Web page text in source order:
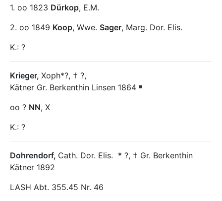
1. oo 1823 Dürkop, E.M.
2. oo 1849 Koop, Wwe. Sager, Marg. Dor. Elis.
K.: ?
Krieger, Xoph*?, † ?,
Kätner Gr. Berkenthin Linsen 1864
oo ? NN, X
K.: ?
Dohrendorf, Cath. Dor. Elis. * ?, † Gr. Berkenthin
Kätner 1892
LASH Abt. 355.45 Nr. 46